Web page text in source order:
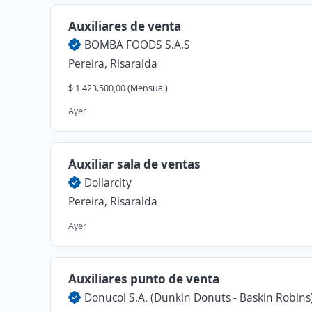
Auxiliares de venta
BOMBA FOODS S.A.S
Pereira, Risaralda
$ 1.423.500,00 (Mensual)
Ayer
Auxiliar sala de ventas
Dollarcity
Pereira, Risaralda
Ayer
Auxiliares punto de venta
Donucol S.A. (Dunkin Donuts - Baskin